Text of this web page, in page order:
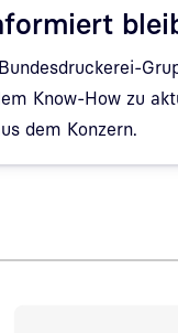
Know-How zu
dem Konzern.